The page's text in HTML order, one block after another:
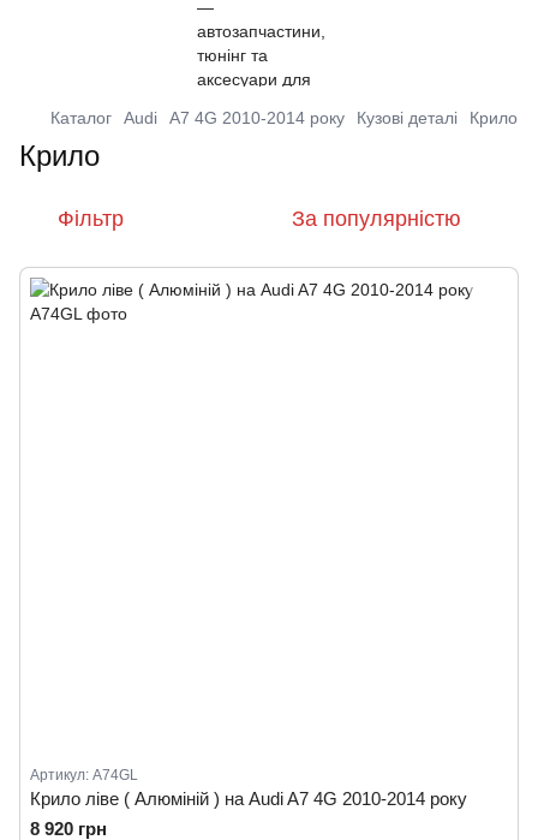
Каталог Audi A7 4G 2010-2014 року Кузові деталі Крило
Крило
Фільтр За популярністю
Артикул: A74GL
Крило ліве ( Алюміній ) на Audi A7 4G 2010-2014 року
8 920 грн